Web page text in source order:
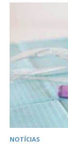
NOTÍCIAS